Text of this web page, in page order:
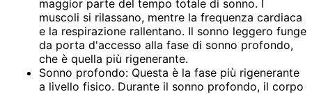
maggior parte del tempo totale di sonno. I
muscoli si rilassano, mentre la frequenza cardiaca
e la respirazione rallentano. Il sonno leggero funge
da porta d'accesso alla fase di sonno profondo,
che è quella più rigenerante.
Sonno profondo: Questa è la fase più rigenerante
a livello fisico. Durante il sonno profondo, il corpo